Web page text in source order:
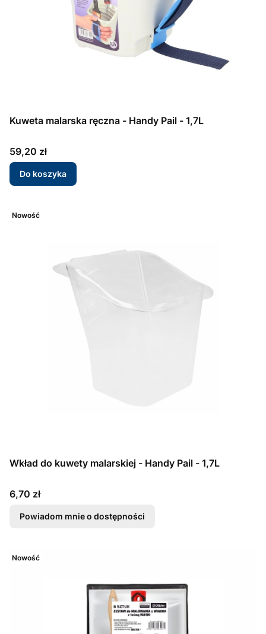
Kuweta malarska ręczna - Handy Pail - 1,7L
Cena
59,20 zł
Do koszyka
Nowość
Wkład do kuwety malarskiej - Handy Pail - 1,7L
Cena
6,70 zł
Powiadom mnie o dostępności
Nowość